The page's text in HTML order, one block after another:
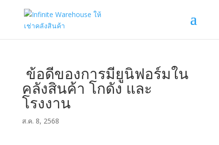
ข้อดีของการมียูนิฟอร์มใน
คลังสินค้า โกดัง และ
โรงงาน
ส.ค. 8, 2568